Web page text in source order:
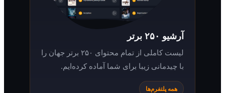
لیست کاملی از تمام محتوای ۲۵۰ برتر جهان را
با چیدمانی زیبا برای شما آماده کرده‌ایم.
همه پلتفرم‌ها